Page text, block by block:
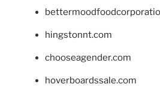
hingstonnt.com
chooseagender.com
hoverboardssale.com